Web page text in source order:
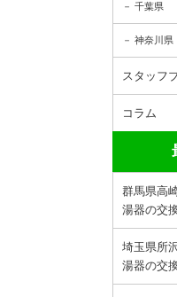
千葉県
神奈川県
スタッフ
コラム
群馬県高
湯器の交
埼玉県所
湯器の交